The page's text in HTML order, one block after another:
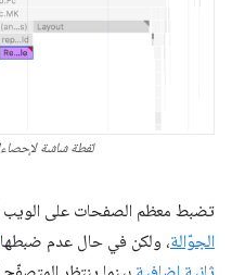
لقطة شاشة
تضبط معظم الصفحات على الويب
الجوّالة، ولكن في حال عدم